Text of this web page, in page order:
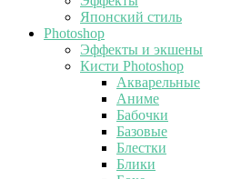
Японский стиль
Photoshop
Эффекты и экшены
Кисти Photoshop
Акварельные
Аниме
Бабочки
Базовые
Блестки
Блики